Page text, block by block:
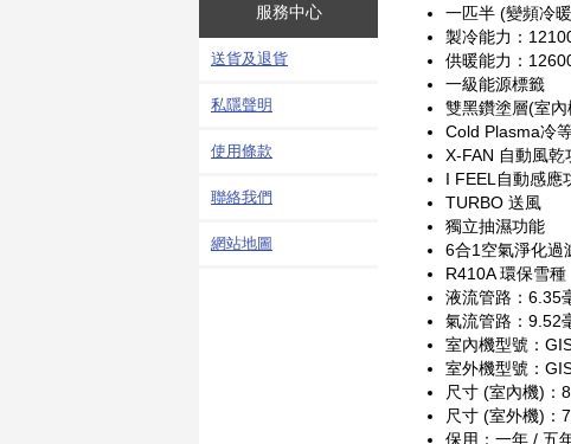
服務中心
送貨及退貨
私隱聲明
使用條款
聯絡我們
網站地圖
一匹半 (變頻冷
製冷能力：
供暖能力：
一級能源標籤
雙黑鑽塗層(室
Cold Plasma冷
X-FAN 自動風乾
I FEEL自動感應
TURBO 送風
獨立抽濕功能
6合1空氣淨化過
R410A 環保雪種
液流管路：6.35
氣流管路：9.52
室內機型號：
室外機型號：
尺寸 (室內機)：
尺寸 (室外機)：
保用：一年 / 五